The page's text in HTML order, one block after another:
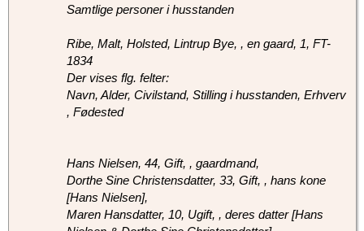
Samtlige personer i husstanden
Ribe, Malt, Holsted, Lintrup Bye, , en gaard, 1, FT-
1834
Der vises flg. felter:
Navn, Alder, Civilstand, Stilling i husstanden, Erhverv
, Fødested
Hans Nielsen, 44, Gift, , gaardmand,
Dorthe Sine Christensdatter, 33, Gift, , hans kone
[Hans Nielsen],
Maren Hansdatter, 10, Ugift, , deres datter [Hans